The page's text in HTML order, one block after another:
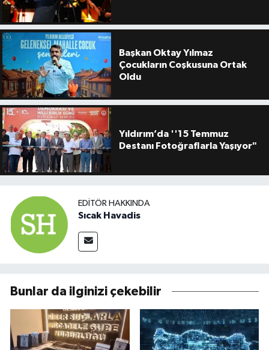
Başkan Oktay Yılmaz
Çocukların Coşkusuna Ortak
Oldu
Yıldırım’da ''15 Temmuz
Destanı Fotoğraflarla Yaşıyor"
EDITÖR HAKKINDA
Sıcak Havadis
Bunlar da ilginizi çekebilir